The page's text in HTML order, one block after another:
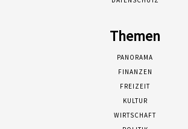
Themen
PANORAMA
FINANZEN
FREIZEIT
KULTUR
WIRTSCHAFT